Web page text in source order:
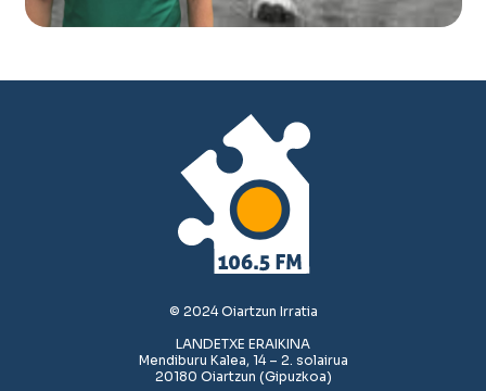
© 2024 Oiartzun Irratia
LANDETXE ERAIKINA
Mendiburu Kalea, 14 – 2. solairua
20180 Oiartzun (Gipuzkoa)